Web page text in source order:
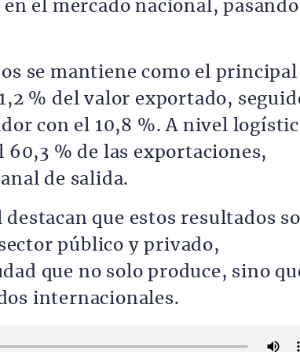
el mercado nacional, pasando
se mantiene como el principal
% del valor exportado,
con el 10,8 %. A nivel
60,3 % de las exportaciones,
de salida.
que estos resultados
público y privado,
que no solo produce, sino
internacionales.